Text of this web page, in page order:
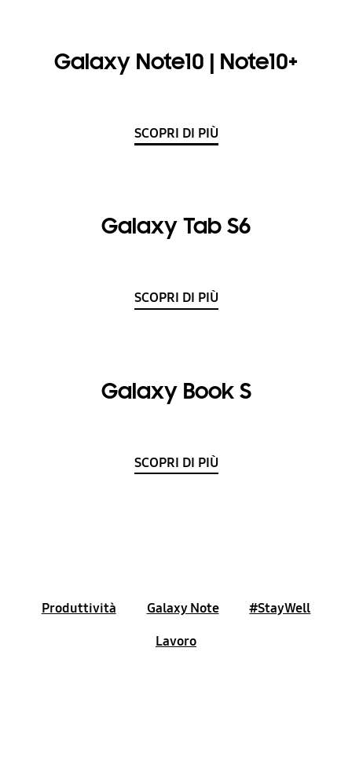
Galaxy Note10 | Note10+
SCOPRI DI PIÙ
Galaxy Tab S6
SCOPRI DI PIÙ
Galaxy Book S
SCOPRI DI PIÙ
Produttività Galaxy Note
#StayWell
Lavoro